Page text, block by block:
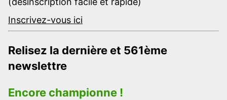
Inscrivez-vous ici
Relisez la dernière et 561ème
newslettre
Encore championne !